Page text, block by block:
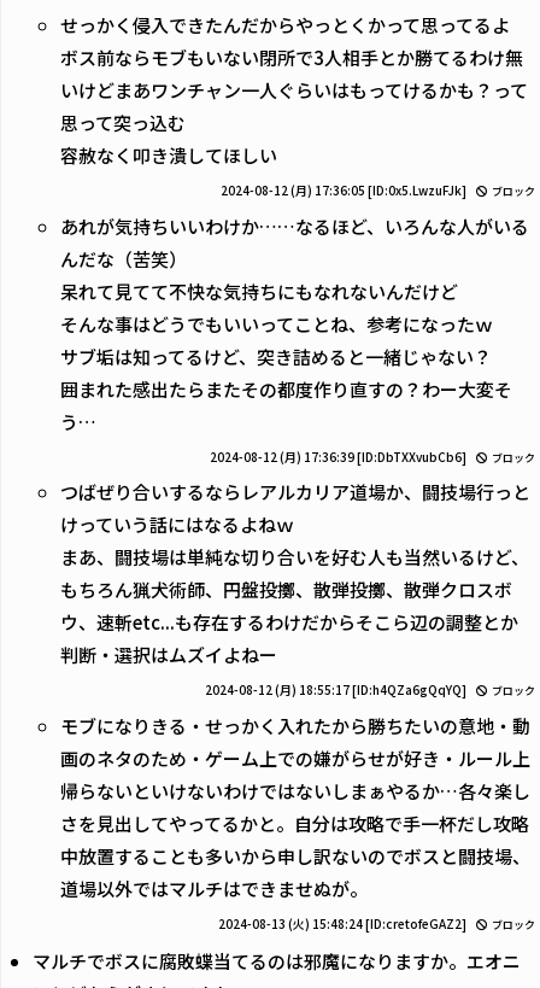
せっかく侵入できたんだからやっとくかって思ってるよ
ボス前ならモブもいない閉所で3人相手とか勝てるわけ無
いけどまあワンチャン一人ぐらいはもってけるかも？って
思って突っ込む
容赦なく叩き潰してほしい
2024-08-12 (月) 17:36:05 [ID:0x5.LwzuFJk] ブロック
あれが気持ちいいわけか……なるほど、いろんな人がいる
んだな（苦笑）
呆れて見てて不快な気持ちにもなれないんだけど
そんな事はどうでもいいってことね、参考になったｗ
サブ垢は知ってるけど、突き詰めると一緒じゃない？
囲まれた感出たらまたその都度作り直すの？わー大変そ
う…
2024-08-12 (月) 17:36:39[ID:DbTXXvubCb6] ブロック
つばぜり合いするならレアルカリア道場か、闘技場行っと
けっていう話にはなるよねｗ
まあ、闘技場は単純な切り合いを好む人も当然いるけど、
もちろん猟犬術師、円盤投擲、散弾投擲、散弾クロスボ
ウ、速斬etc...も存在するわけだからそこら辺の調整とか
判断・選択はムズイよねー
2024-08-12 (月) 18:55:17[ID:h4QZa6gQqYQ] ブロック
モブになりきる・せっかく入れたから勝ちたいの意地・動
画のネタのため・ゲーム上での嫌がらせが好き・ルール上
帰らないといけないわけではないしまぁやるか…各々楽し
さを見出してやってるかと。自分は攻略で手一杯だし攻略
中放置することも多いから申し訳ないのでボスと闘技場、
道場以外ではマルチはできませぬが。
2024-08-13 (火) 15:48:24[ID:cretofeGAZ2] ブロック
マルチでボスに腐敗蝶当てるのは邪魔になりますか。エオニ